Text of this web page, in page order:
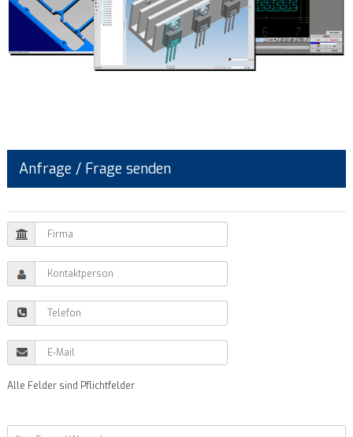
Anfrage / Frage senden
Alle Felder sind Pflichtfelder